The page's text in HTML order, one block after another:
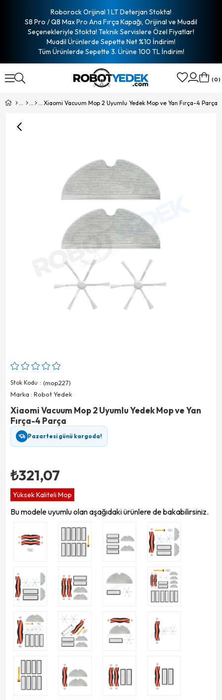
Roborock Orijinal 1 LT Deterjan Stokta!
S8 Pro / Q8 Max Pro Ana Fırça Kapağı, Orijinal ve Muadil
Seçenekleriyle Stokta! Teknik Servislere Özel Fiyatlar!
Muadil Ürünlerde Sepette Net %10 İndirim!
Tüm Ürünlerde Sepette 3. Ürüne 100 TL İndirim!
0
Xiaomi Vacuum Mop 2 Uyumlu Yedek Mop ve Yan Fırça-4 Parça
Stok Kodu
(mop227)
Marka : Robot Yedek
Xiaomi Vacuum Mop 2 Uyumlu Yedek Mop ve Yan
Fırça-4 Parça
Pazartesi günü kargoda!
₺321,07
Yüksek Kaliteli Mop
Bu modele uyumlu olan aşağıdaki ürünlere de bakabilirsiniz.